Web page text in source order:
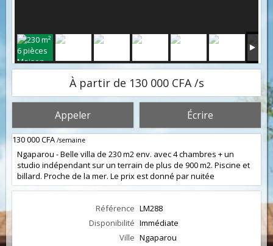
À partir de 130 000 CFA /s
Appeler Écrire
130 000 CFA /semaine
Ngaparou - Belle villa de 230 m2 env. avec 4 chambres + un
studio indépendant sur un terrain de plus de 900 m2. Piscine et
billard. Proche de la mer. Le prix est donné par nuitée
Référence LM288
Disponibilité Immédiate
Ville Ngaparou